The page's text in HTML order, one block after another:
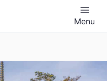
Menu